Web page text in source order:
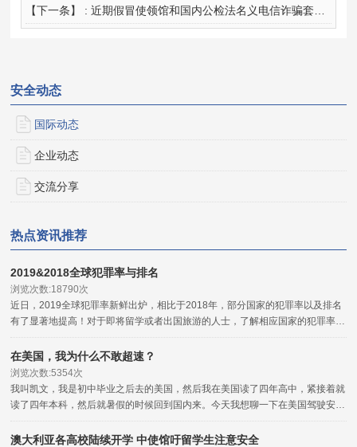
【下一条】 :近期假冒使领馆和国内公检法名义电信诈骗套路详解
安全动态
国际动态
企业动态
交流分享
热点资讯推荐
2019&2018全球犯罪率与排名
浏览次数:18790次
近日，2019全球犯罪率新鲜出炉，相比于2018年，部分国家的犯罪率以及排名
有了显著地提高！对于即将留学或者出国旅游的人士，了解相应国家的犯罪率，
对于海外安全的把握是非常有用的，可以起到一定的程度的参考与防范作用。
在美国，我为什么不敢超速？
浏览次数:5354次
我叫凯文，我是初中毕业之后去的美国，然后我在美国读了四年高中，紧接着就
读了四年本科，然后就暑假的时候回到国内来。今天我想聊一下在美国驾驶安全
的问题。
澳大利亚各高校陆续开学 中使馆吁留学生注意安全